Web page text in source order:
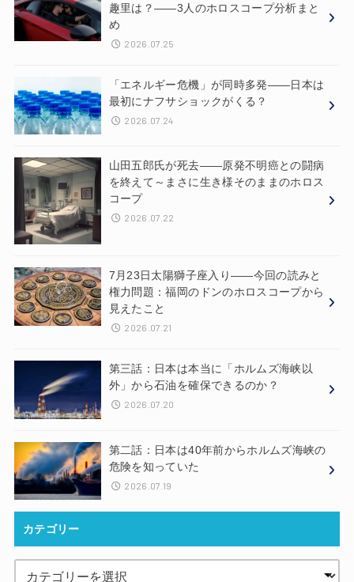
趣里は？——3人のホロスコープ分析まと
め
2026.07.25
「エネルギー危機」が同時多発——日本は
最初にナフサショックがくる？
2026.07.24
山田五郎氏が死去——原発不明癌との闘病
を終えて～まさに生き様そのままのホロス
コープ
2026.07.22
7月23日太陽獅子座入り——今回の読みと
権力問題：福岡のドンのホロスコープから
見えたこと
2026.07.21
第三話：日本は本当に「ホルムズ海峡以
外」から石油を確保できるのか？
2026.07.20
第二話：日本は40年前からホルムズ海峡の
危険を知っていた
2026.07.19
カテゴリー